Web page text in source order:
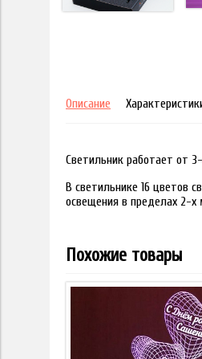
Описание
Светильник работает от
В светильнике 16 цветов
освещения в пределах 2-х
Похожие товары